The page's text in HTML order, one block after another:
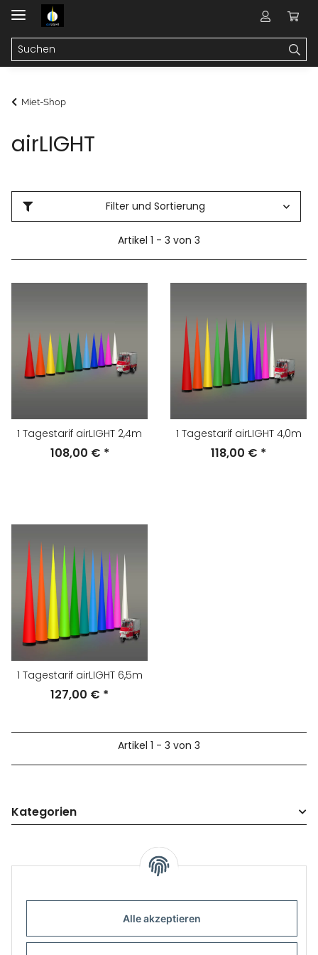
Alle akzeptieren
Miet-Shop
airLIGHT
Filter und Sortierung
Artikel 1 - 3 von 3
1 Tagestarif airLIGHT 2,4m
108,00 € *
1 Tagestarif airLIGHT 4,0m
118,00 € *
1 Tagestarif airLIGHT 6,5m
127,00 € *
Artikel 1 - 3 von 3
Kategorien
Informationen